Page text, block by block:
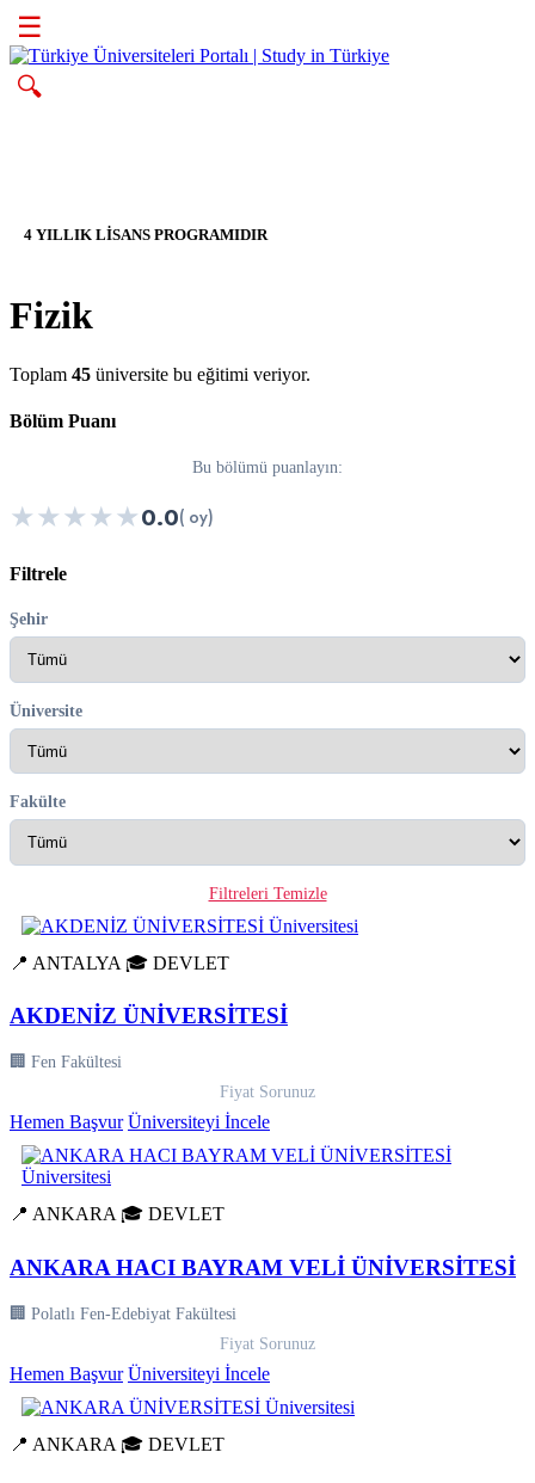
☰
🔍
4 YILLIK LİSANS PROGRAMIDIR
Fizik
Toplam 45 üniversite bu eğitimi veriyor.
Bölüm Puanı
Bu bölümü puanlayın:
★★★★★0.0( oy)
Filtrele
Şehir
Üniversite
Fakülte
Filtreleri Temizle
📍 ANTALYA 🎓 DEVLET
AKDENİZ ÜNİVERSİTESİ
🏢 Fen Fakültesi
Fiyat Sorunuz
Hemen Başvur Üniversiteyi İncele
📍 ANKARA 🎓 DEVLET
ANKARA HACI BAYRAM VELİ ÜNİVERSİTESİ
🏢 Polatlı Fen-Edebiyat Fakültesi
Fiyat Sorunuz
Hemen Başvur Üniversiteyi İncele
📍 ANKARA 🎓 DEVLET